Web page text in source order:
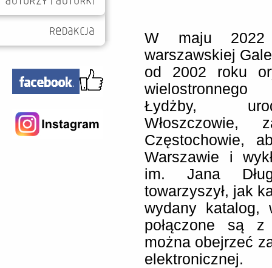
W maju
warszawskiej
od 2002 roku
Łydżby,
Włoszczowie,
Częstochowie,
Warszawie i
im. Jana
towarzyszył, jak
wydany katalog,
połączone są
można obejrzeć
elektronicznej.